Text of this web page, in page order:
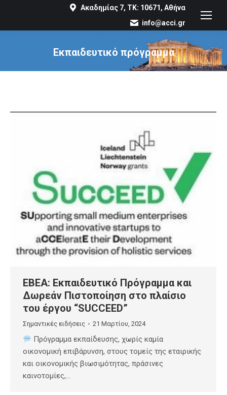
Ακαδημίας 7, ΤΚ: 10671, Αθήνα
info@acci.gr
Εκπαιδευτικό πρόγραμμα
You are here:
ΕΒΕΑ: Εκπαιδευτικό Πρόγραμμα και
Δωρεάν Πιστοποίηση στο πλαίσιο
του έργου “SUCCEED”
Σημαντικές ειδήσεις 21 Μαρτίου, 2024
Πρόγραμμα εκπαίδευσης, χωρίς καμία
οικονομική επιβάρυνση, στους τομείς της εταιρικής
και οικονομικής βιωσιμότητας, πράσινες
καινοτομίες,…